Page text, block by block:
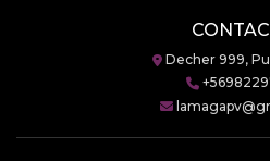
Decher 999,